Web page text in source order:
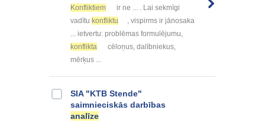
Konfliktiem
ir ne ... . Lai sekmīgi
vadītu konfliktu
, vispirms ir jānosaka
... ietvertu: problēmas formulējumu,
konflikta
cēloņus, dalībniekus,
mērķus ...
SIA "KTB Stende"
saimnieciskās darbības
analīze